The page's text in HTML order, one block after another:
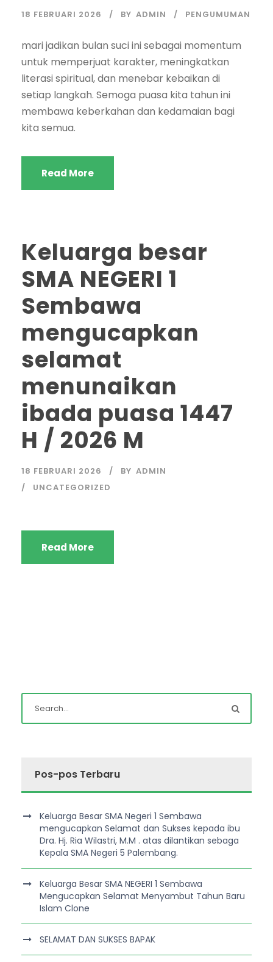
18 FEBRUARI 2026 BY ADMIN PENGUMUMAN
mari jadikan bulan suci ini sebagai momentum
untuk memperjuat karakter, meningkatkan
literasi spiritual, dan menebar kebaikan di
setiap langkah. Semoga puasa kita tahun ini
membawa keberkahan dan kedamaian bagi
kita semua.
Read More
Keluarga besar
SMA NEGERI 1
Sembawa
mengucapkan
selamat
menunaikan
ibada puasa 1447
H / 2026 M
18 FEBRUARI 2026 BY ADMIN
UNCATEGORIZED
Read More
Pos-pos Terbaru
Keluarga Besar SMA Negeri 1 Sembawa
mengucapkan Selamat dan Sukses kepada ibu
Dra. Hj. Ria Wilastri, M.M . atas dilantikan sebaga
Kepala SMA Negeri 5 Palembang.
Keluarga Besar SMA NEGERI 1 Sembawa
Mengucapkan Selamat Menyambut Tahun Baru
Islam Clone
SELAMAT DAN SUKSES BAPAK